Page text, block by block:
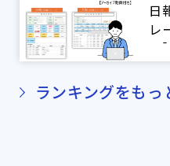
日
レ
き】
ランキングをもっ